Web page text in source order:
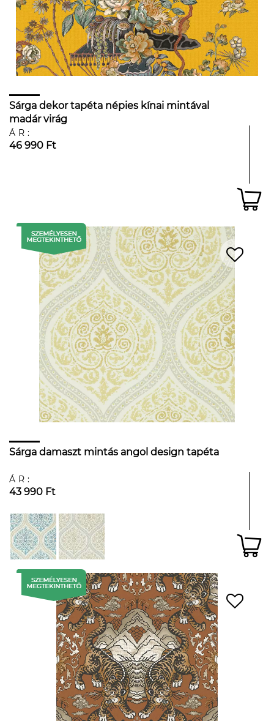
Sárga dekor tapéta népies kínai mintával
madár virág
ÁR:
46 990 Ft
Sárga damaszt mintás angol design tapéta
ÁR:
43 990 Ft